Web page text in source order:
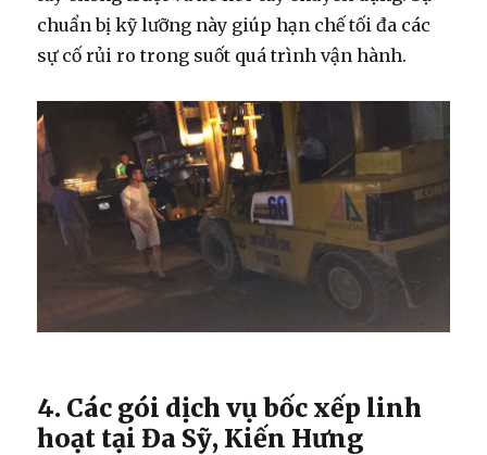
chuẩn bị kỹ lưỡng này giúp hạn chế tối đa các
sự cố rủi ro trong suốt quá trình vận hành.
4. Các gói dịch vụ bốc xếp linh
hoạt tại Đa Sỹ, Kiến Hưng